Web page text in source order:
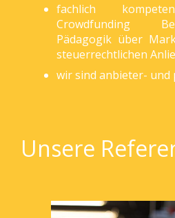
fachlich
Crowdfunding
Pädagogik über
steuerrechtlichen
wir sind anbieter-
Unsere